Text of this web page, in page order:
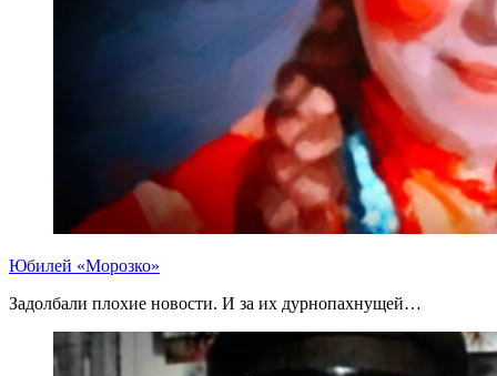
Юбилей «Морозко»
Задолбали плохие новости. И за их дурнопахнущей…